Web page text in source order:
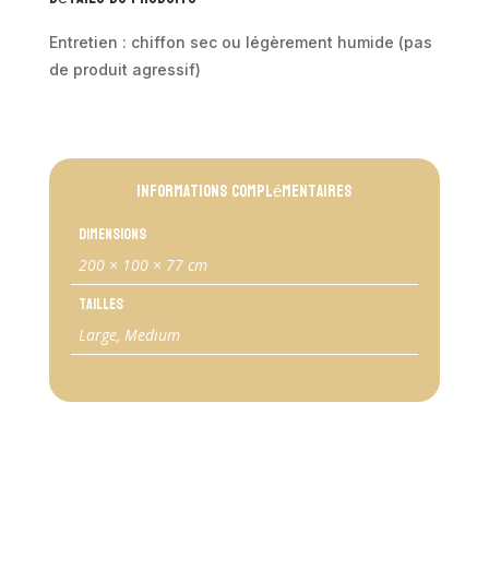
en
bois
1
Entretien : chiffon sec ou légèrement humide (pas
de produit agressif)
Informations complémentaires
Dimensions
200 × 100 × 77 cm
Tailles
Large, Medium